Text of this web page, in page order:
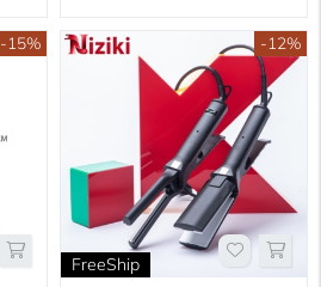
-15% -12%
FreeShip